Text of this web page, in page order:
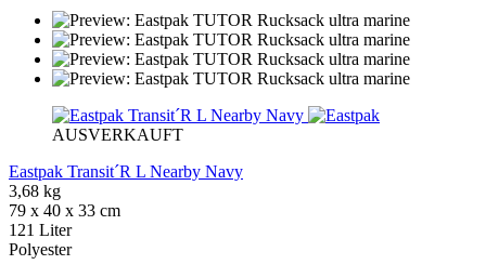
AUSVERKAUFT
Eastpak Transit´R L Nearby Navy
3,68 kg
79 x 40 x 33 cm
121 Liter
Polyester